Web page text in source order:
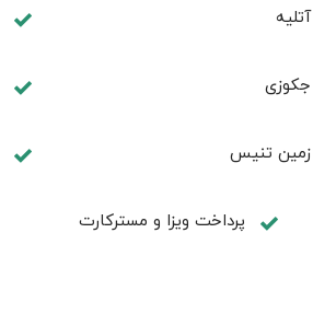
آتلیه
جكوزی
زمين تنيس
پرداخت ویزا و مسترکارت